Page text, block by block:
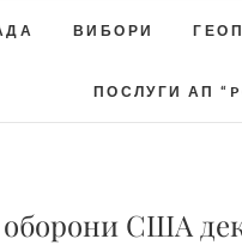
ВИБОРИ
ПОСЛУГИ АП
оборони США